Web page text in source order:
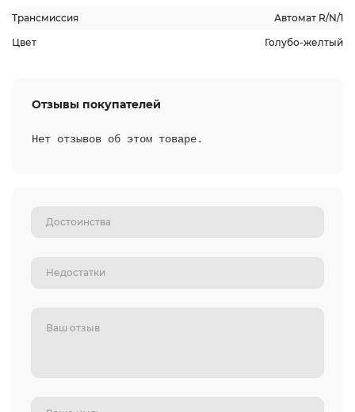
Трансмиссия Автомат R/N/1
Цвет Голубо-желтый
Отзывы покупателей
Нет отзывов об этом товаре.